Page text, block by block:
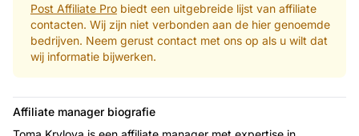
Post Affiliate Probiedt een uitgebreide lijst van affiliate
contacten. Wij zijn niet verbonden aan de hier genoemde
bedrijven. Neem gerust contact met ons op als u wilt dat
wij informatie bijwerken.
Affiliate manager biografie